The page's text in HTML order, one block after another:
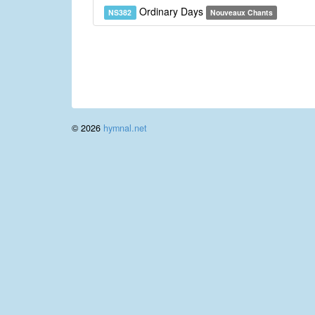
NS382 Ordinary Days Nouveaux Chants
© 2026 hymnal.net